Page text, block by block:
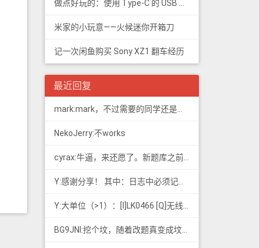
米家的小玩意——火候迷你开箱刀
记一次闲鱼购买 Sony XZ1 翻车经历
最近回复
mark:mark，不过需要的同学还是看看新版题库吧，这个有点老旧了
NekoJerry:不works
cyrax:牛逼，来还愿了。新题库之前过了B，感谢大佬。
Y:感谢分享！ 其中：日志中必须记载通信模式（MODE），直接选择含...
BG9JNI:挖个坟，随着改题真变成坟了（ 有些还是适用的，但是后面那些速记的...